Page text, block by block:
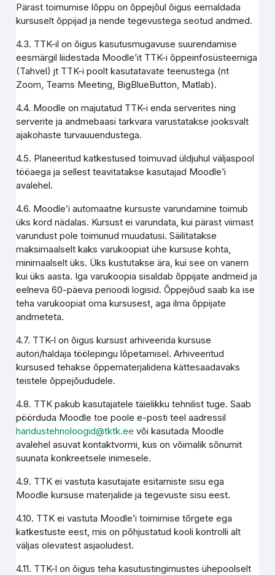
Pärast toimumise lõppu on õppejõul õigus eemaldada
kursuselt õppijad ja nende tegevustega seotud andmed.
4.3. TTK-il on õigus kasutusmugavuse suurendamise
eesmärgil liidestada Moodle’it TTK-i õppeinfosüsteemiga
(Tahvel) jt TTK-i poolt kasutatavate teenustega (nt
Zoom, Teams Meeting, BigBlueButton, Matlab).
4.4. Moodle on majutatud TTK-i enda serverites ning
serverite ja andmebaasi tarkvara varustatakse jooksvalt
ajakohaste turvauuendustega.
4.5. Planeeritud katkestused toimuvad üldjuhul väljaspool
tööaega ja sellest teavitatakse kasutajad Moodle’i
avalehel.
4.6. Moodle’i automaatne kursuste varundamine toimub
üks kord nädalas. Kursust ei varundata, kui pärast viimast
varundust pole toimunud muudatusi. Säilitatakse
maksimaalselt kaks varukoopiat ühe kursuse kohta,
minimaalselt üks. Üks kustutakse ära, kui see on vanem
kui üks aasta. Iga varukoopia sisaldab õppijate andmeid ja
eelneva 60-päeva perioodi logisid. Õppejõud saab ka ise
teha varukoopiat oma kursusest, aga ilma õppijate
andmeteta.
4.7. TTK-l on õigus kursust arhiveerida kursuse
autori/haldaja töölepingu lõpetamisel. Arhiveeritud
kursused tehakse õppematerjalidena kättesaadavaks
teistele õppejõududele.
4.8. TTK pakub kasutajatele täielikku tehnilist tuge. Saab
pöörduda Moodle toe poole e-posti teel aadressil
haridustehnoloogid@tktk.ee või kasutada Moodle
avalehel asuvat kontaktvormi, kus on võimalik sõnumit
suunata konkreetsele inimesele.
4.9. TTK ei vastuta kasutajate esitamiste sisu ega
Moodle kursuse materjalide ja tegevuste sisu eest.
4.10. TTK ei vastuta Moodle’i toimimise tõrgete ega
katkestuste eest, mis on põhjustatud kooli kontrolli alt
väljas olevatest asjaoludest.
4.11. TTK-l on õigus teha kasutustingimustes ühepoolselt